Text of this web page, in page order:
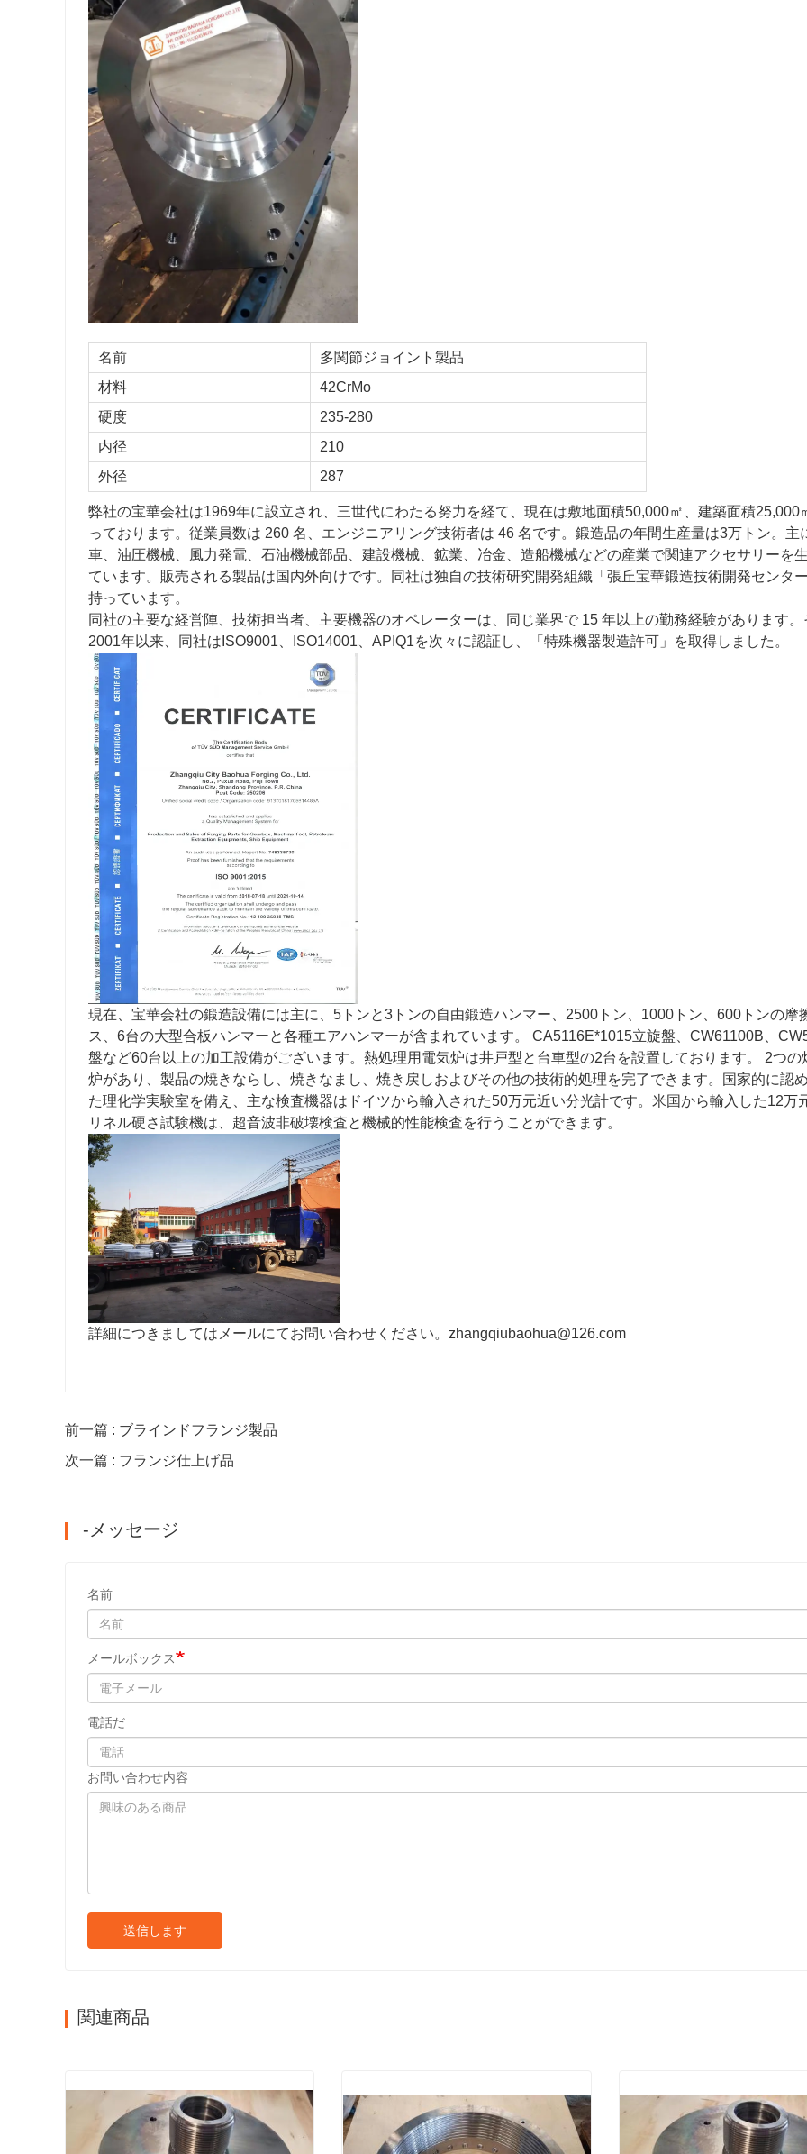
名前
多関節ジョイント製品
材料
42CrMo
硬度
235-280
内径
210
外径
287
弊社の宝華会社は1969年に設立され、三世代にわたる努力を経て、現在は敷地面積50,000㎡、建築面積25,000
っております。従業員数は 260 名、エンジニアリング技術者は 46 名です。鍛造品の年間生産量は3万トン。主
車、油圧機械、風力発電、石油機械部品、建設機械、鉱業、冶金、造船機械などの産業で関連アクセサリーを
ています。販売される製品は国内外向けです。同社は独自の技術研究開発組織「張丘宝華鍛造技術開発センタ
持っています。
同社の主要な経営陣、技術担当者、主要機器のオペレーターは、同じ業界で 15 年以上の勤務経験があります。
2001年以来、同社はISO9001、ISO14001、APIQ1を次々に認証し、「特殊機器製造許可」を取得しました。
現在、宝華会社の鍛造設備には主に、5トンと3トンの自由鍛造ハンマー、2500トン、1000トン、600トンの摩
ス、6台の大型合板ハンマーと各種エアハンマーが含まれています。 CA5116E*1015立旋盤、CW61100B、
盤など60台以上の加工設備がございます。熱処理用電気炉は井戸型と台車型の2台を設置しております。 2つの
炉があり、製品の焼きならし、焼きなまし、焼き戻しおよびその他の技術的処理を完了できます。国家的に認
た理化学実験室を備え、主な検査機器はドイツから輸入された50万元近い分光計です。米国から輸入した12万
リネル硬さ試験機は、超音波非破壊検査と機械的性能検査を行うことができます。
詳細につきましてはメールにてお問い合わせください。 zhangqiubaohua@126.com
前一篇 : ブラインドフランジ製品
次一篇 : フランジ仕上げ品
-メッセージ
名前
メールボックス
電話だ
お問い合わせ内容
送信します
関連商品